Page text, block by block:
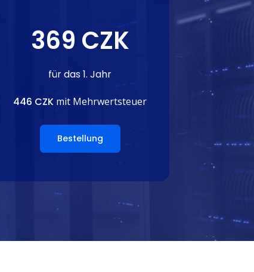
369 CZK
für das 1. Jahr
446 CZK mit Mehrwertsteuer
Bestellung